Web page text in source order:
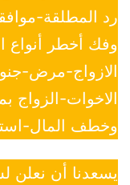
رد المطلقة-
وفك أخطر أنواع
الازواج-مرض-
الاخوات-الزواج
وخطف المال-
يسعدنا أن نعلن